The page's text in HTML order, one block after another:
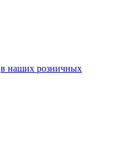
в наших розничных